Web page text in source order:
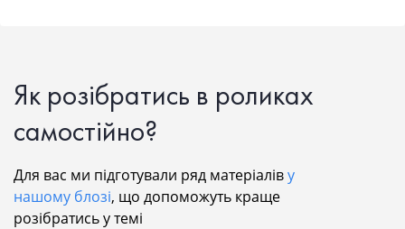
Як розібратись в роликах
самостійно?
Для вас ми підготували ряд матеріаліву
нашому блозі, що допоможуть краще
розібратись у темі